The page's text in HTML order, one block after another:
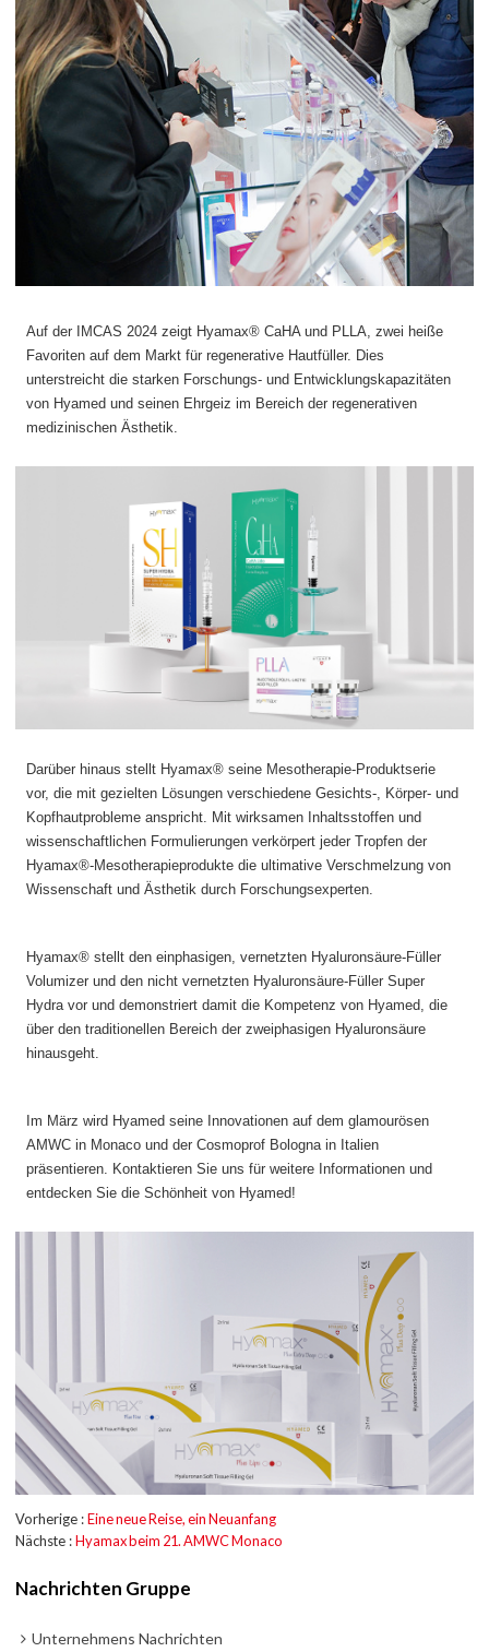
Auf der IMCAS 2024 zeigt Hyamax® CaHA und PLLA, zwei heiße
Favoriten auf dem Markt für regenerative Hautfüller. Dies
unterstreicht die starken Forschungs- und Entwicklungskapazitäten
von Hyamed und seinen Ehrgeiz im Bereich der regenerativen
medizinischen Ästhetik.
Darüber hinaus stellt Hyamax® seine Mesotherapie-Produktserie
vor, die mit gezielten Lösungen verschiedene Gesichts-, Körper- und
Kopfhautprobleme anspricht. Mit wirksamen Inhaltsstoffen und
wissenschaftlichen Formulierungen verkörpert jeder Tropfen der
Hyamax®-Mesotherapieprodukte die ultimative Verschmelzung von
Wissenschaft und Ästhetik durch Forschungsexperten.
Hyamax® stellt den einphasigen, vernetzten Hyaluronsäure-Füller
Volumizer und den nicht vernetzten Hyaluronsäure-Füller Super
Hydra vor und demonstriert damit die Kompetenz von Hyamed, die
über den traditionellen Bereich der zweiphasigen Hyaluronsäure
hinausgeht.
Im März wird Hyamed seine Innovationen auf dem glamourösen
AMWC in Monaco und der Cosmoprof Bologna in Italien
präsentieren. Kontaktieren Sie uns für weitere Informationen und
entdecken Sie die Schönheit von Hyamed!
Vorherige Eine neue Reise, ein Neuanfang
Nächste Hyamax beim 21. AMWC Monaco
Nachrichten Gruppe
Unternehmens Nachrichten